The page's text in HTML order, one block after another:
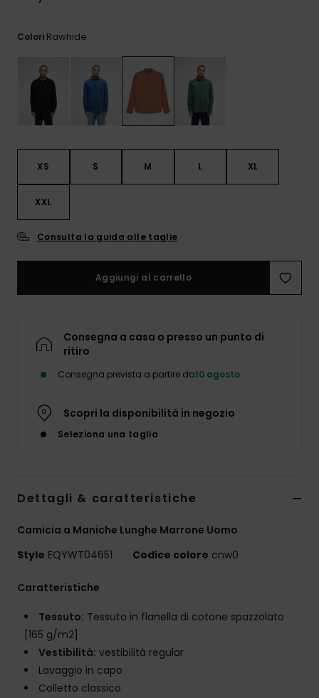
Consulta
le FAQ
Colori Rawhide
XS S M L XL
XXL
Consulta la guida alle taglie
Aggiungi al carrello
Consegna a casa o presso un punto di
ritiro
Consegna prevista a partire da10 agosto
Scopri la disponibilità in negozio
Seleziona una taglia
Dettagli & caratteristiche
Camicia a Maniche Lunghe Marrone Uomo
Style EQYWT04651 Codice colore cnw0
Caratteristiche
Tessuto: Tessuto in flanella di cotone spazzolato
[165 g/m2]
Vestibilità: vestibilità regular
Lavaggio in capo
Colletto classico